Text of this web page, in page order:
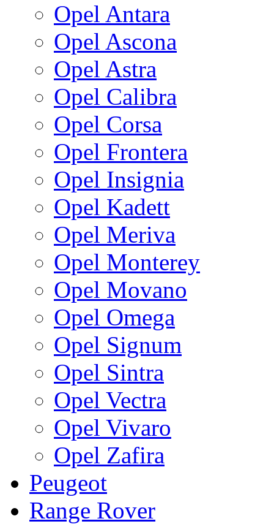
Opel Antara
Opel Ascona
Opel Astra
Opel Calibra
Opel Corsa
Opel Frontera
Opel Insignia
Opel Kadett
Opel Meriva
Opel Monterey
Opel Movano
Opel Omega
Opel Signum
Opel Sintra
Opel Vectra
Opel Vivaro
Opel Zafira
Peugeot
Range Rover